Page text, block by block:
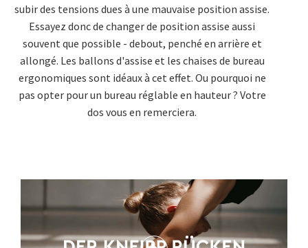
subir des tensions dues à une mauvaise position assise.
Essayez donc de changer de position assise aussi
souvent que possible - debout, penché en arrière et
allongé. Les ballons d'assise et les chaises de bureau
ergonomiques sont idéaux à cet effet. Ou pourquoi ne
pas opter pour un bureau réglable en hauteur ? Votre
dos vous en remerciera.